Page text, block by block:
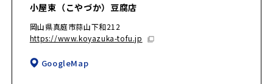
小屋束（こやづか）豆腐店
岡山県真庭市蒜山下和212
https://www.koyazuka-tofu.jp
GoogleMap